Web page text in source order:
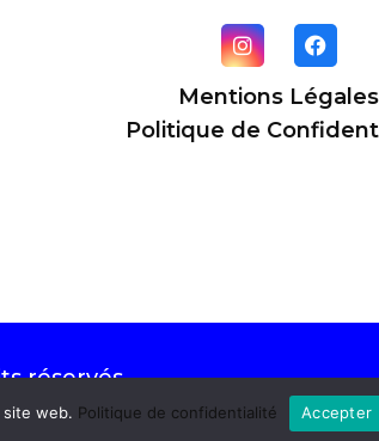
Mentions Légales
Politique de
réservés.
site web. Politique de confidentialité Accepter